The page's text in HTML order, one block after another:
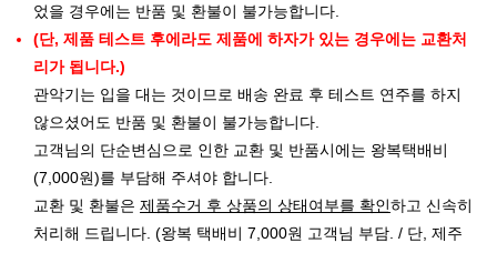
었을 경우에는 반품 및 환불이 불가능합니다.
(단, 제품 테스트 후에라도 제품에 하자가 있는 경우에는 교환처
리가 됩니다.)
관악기는 입을 대는 것이므로 배송 완료 후 테스트 연주를 하지
않으셨어도 반품 및 환불이 불가능합니다.
고객님의 단순변심으로 인한 교환 및 반품시에는 왕복택배비
(7,000원)를 부담해 주셔야 합니다.
교환 및 환불은 제품수거 후 상품의 상태여부를 확인하고 신속히
처리해 드립니다. (왕복 택배비 7,000원 고객님 부담. / 단, 제주